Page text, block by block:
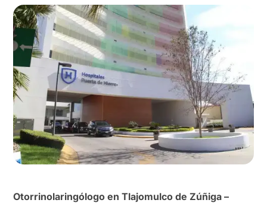
Otorrinolaringólogo en Tlajomulco de Zúñiga –